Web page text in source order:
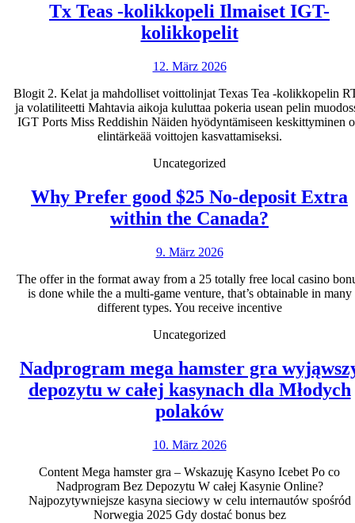
Tx Teas -kolikkopeli Ilmaiset IGT-
kolikkopelitTx
kolikkopeli
Ilmaiset
IGT-
12. März 202612.
2026
Blogit 2. Kelat ja mahdolliset voittolinjat Texas Tea -kolikkopelin
ja volatiliteetti Mahtavia aikoja kuluttaa pokeria usean pelin
IGT Ports Miss Reddishin Näiden hyödyntämiseen keskittyminen
elintärkeää voittojen kasvattamiseksi.
Uncategorized
Why Prefer good $25 No-deposit Extra
within the Canada?
$25
No-
within
the
9. März 20269.
2026
The offer in the format away from a 25 totally free local casino
is done while the a multi-game venture, that’s obtainable in many
different types. You receive incentive
Uncategorized
Nadprogram mega hamster gra
depozytu w całej kasynach dla Młodych
polakówNadprogram
hamster
gra
wyjąwszy
depozytu
10. März 202610.
2026
Content Mega hamster gra – Wskazuję Kasyno Icebet Po co
Nadprogram Bez Depozytu W całej Kasynie Online?
Najpozytywniejsze kasyna sieciowy w celu internautów spośród
Norwegia 2025 Gdy dostać bonus bez